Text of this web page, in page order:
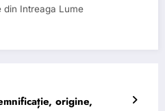
din Intreaga Lume
origine,